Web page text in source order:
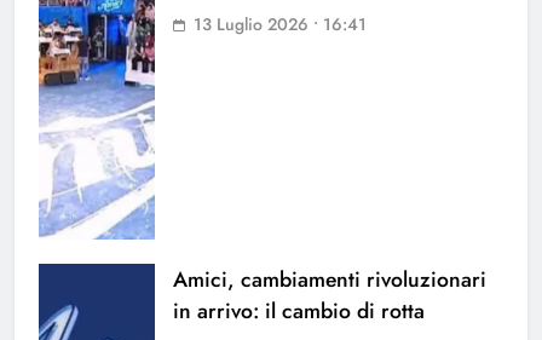
13 Luglio 2026 • 16:41
Amici, cambiamenti rivoluzionari
in arrivo: il cambio di rotta